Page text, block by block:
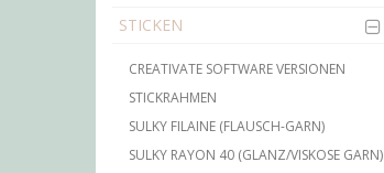
STICKEN
CREATIVATE SOFTWARE VERSIONEN
STICKRAHMEN
SULKY FILAINE (FLAUSCH-GARN)
SULKY RAYON 40 (GLANZ/VISKOSE GARN)